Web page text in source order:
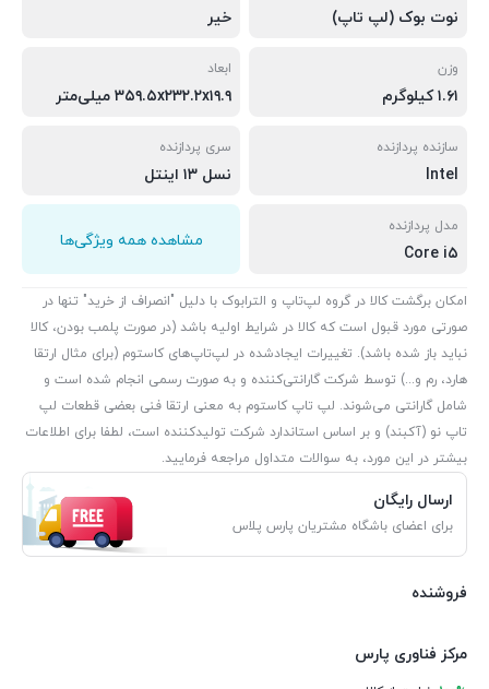
نوت بوک (لپ تاپ) خیر
وزن
۱.۶۱ کیلوگرم
ابعاد
۳۵۹.۵x۲۳۲.۲x۱۹.۹ میلی‌متر
سازنده پردازنده
Intel
سری پردازنده
نسل ۱۳ اینتل
مدل پردازنده
Core i۵
مشاهده همه ویژگی‌ها
امکان برگشت کالا در گروه لپ‌تاپ و الترابوک با دلیل "انصراف از خرید" تنها در
صورتی مورد قبول است که کالا در شرایط اولیه باشد (در صورت پلمب بودن، کالا
نباید باز شده باشد). تغییرات ایجادشده در لپ‌تاپ‌های کاستوم (برای مثال ارتقا
هارد، رم و...) توسط شرکت گارانتی‌کننده و به صورت رسمی انجام شده است و
شامل گارانتی می‌شوند. لپ تاپ کاستوم به معنی ارتقا فنی بعضی قطعات لپ
تاپ نو (آکبند) و بر اساس استاندارد شرکت تولیدکننده است، لطفا برای اطلاعات
بیشتر در این مورد، به سوالات متداول مراجعه فرمایید.
ارسال رایگان
برای اعضای باشگاه مشتریان پارس پلاس
فروشنده
مرکز فناوری پارس